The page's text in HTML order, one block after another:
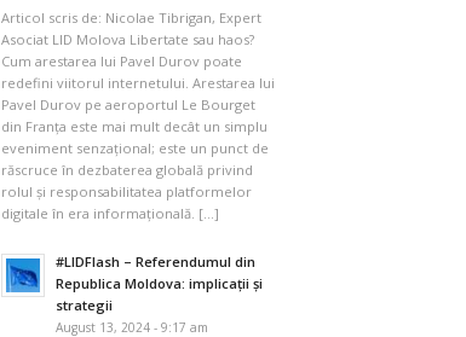
Articol scris de: Nicolae Tibrigan, Expert
Asociat LID Molova Libertate sau haos?
Cum arestarea lui Pavel Durov poate
redefini viitorul internetului. Arestarea lui
Pavel Durov pe aeroportul Le Bourget
din Franța este mai mult decât un simplu
eveniment senzațional; este un punct de
răscruce în dezbaterea globală privind
rolul și responsabilitatea platformelor
digitale în era informațională. […]
#LIDFlash – Referendumul din
Republica Moldova: implicații și
strategii
August 13, 2024 - 9:17 am